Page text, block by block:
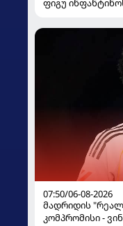
ფიგუ
07:50/06-08-2026
მადრიდის
კომპრომისი -